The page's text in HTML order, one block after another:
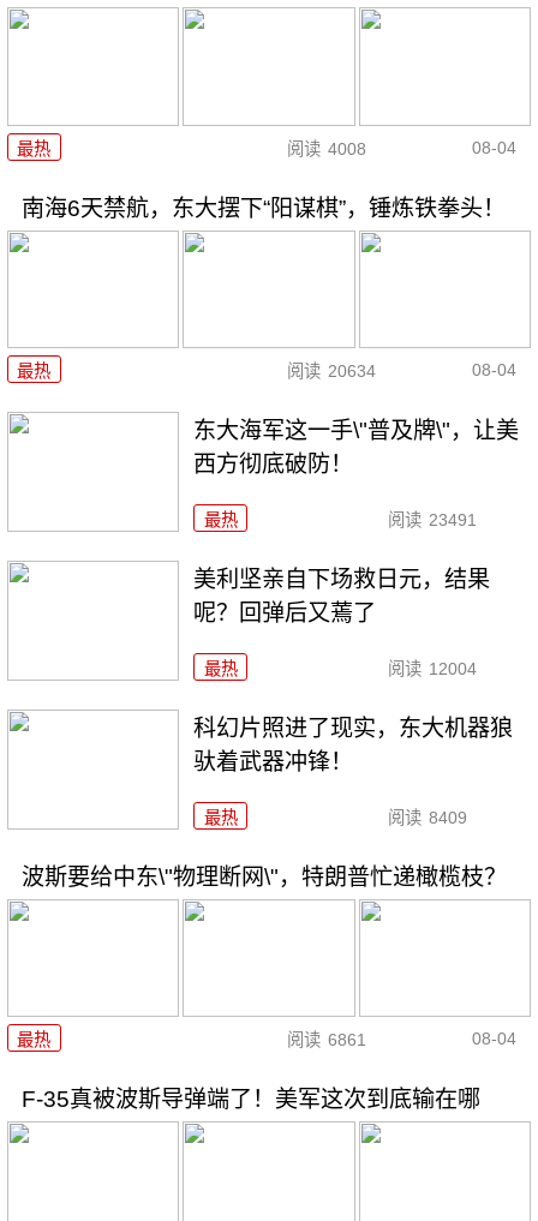
最热 阅读 4008 08-04
南海6天禁航，东大摆下“阳谋棋”，锤炼铁拳头！
最热 阅读 20634 08-04
东大海军这一手\"普及牌\"，让美
西方彻底破防！
最热 阅读 23491
美利坚亲自下场救日元，结果
呢？回弹后又蔫了
最热 阅读 12004
科幻片照进了现实，东大机器狼
驮着武器冲锋！
最热 阅读 8409
波斯要给中东\"物理断网\"，特朗普忙递橄榄枝？
最热 阅读 6861 08-04
F-35真被波斯导弹端了！美军这次到底输在哪